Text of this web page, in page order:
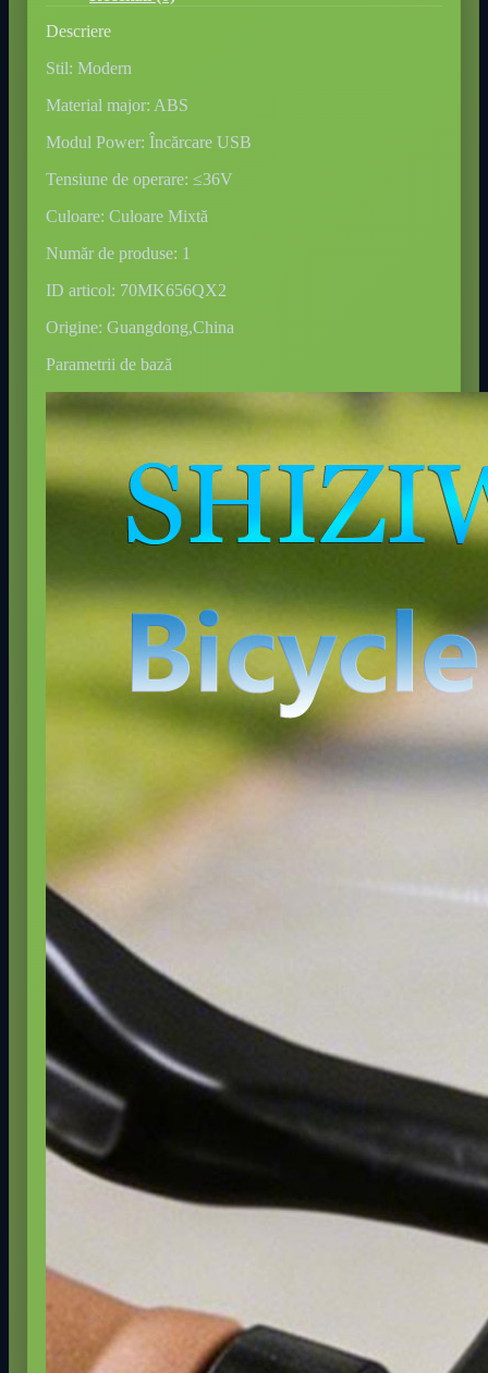
Descriere
Stil: Modern
Material major: ABS
Modul Power: Încărcare USB
Tensiune de operare: ≤36V
Culoare: Culoare Mixtă
Număr de produse: 1
ID articol: 70MK656QX2
Origine: Guangdong,China
Parametrii de bază